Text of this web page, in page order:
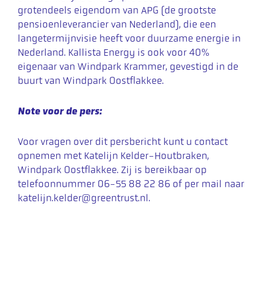
grotendeels eigendom van APG (de grootste
pensioenleverancier van Nederland), die een
langetermijnvisie heeft voor duurzame energie in
Nederland. Kallista Energy is ook voor 40%
eigenaar van Windpark Krammer, gevestigd in de
buurt van Windpark Oostflakkee.
Note voor de pers:
Voor vragen over dit persbericht kunt u contact
opnemen met Katelijn Kelder-Houtbraken,
Windpark Oostflakkee. Zij is bereikbaar op
telefoonnummer 06-55 88 22 86 of per mail naar
katelijn.kelder@greentrust.nl.